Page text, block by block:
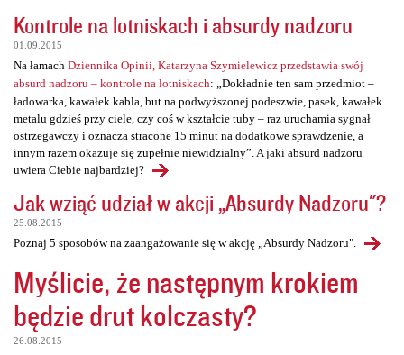
Kontrole na lotniskach i absurdy nadzoru
01.09.2015
Na łamach Dziennika Opinii, Katarzyna Szymielewicz przedstawia swój
absurd nadzoru – kontrole na lotniskach: „Dokładnie ten sam przedmiot –
ładowarka, kawałek kabla, but na podwyższonej podeszwie, pasek, kawałek
metalu gdzieś przy ciele, czy coś w kształcie tuby – raz uruchamia sygnał
ostrzegawczy i oznacza stracone 15 minut na dodatkowe sprawdzenie, a
innym razem okazuje się zupełnie niewidzialny”. A jaki absurd nadzoru
uwiera Ciebie najbardziej?
Jak wziąć udział w akcji „Absurdy Nadzoru"?
25.08.2015
Poznaj 5 sposobów na zaangażowanie się w akcję „Absurdy Nadzoru".
Myślicie, że następnym krokiem
będzie drut kolczasty?
26.08.2015